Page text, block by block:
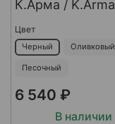
К.Арма / K.Arma
Цвет
Черный Оливковый
Песочный
6 540 ₽
В наличии